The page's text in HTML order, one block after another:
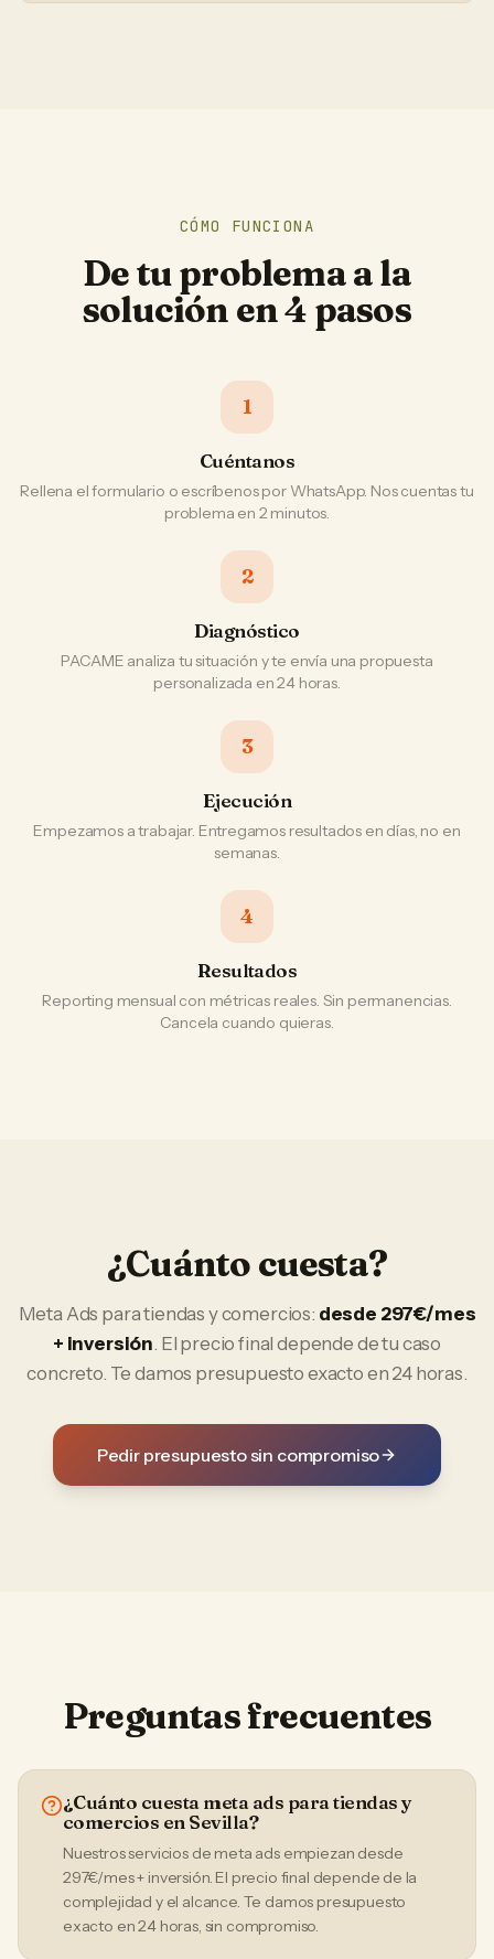
CÓMO FUNCIONA
De tu problema a la
solución en 4 pasos
1
Cuéntanos
Rellena el formulario o escríbenos por WhatsApp. Nos cuentas tu
problema en 2 minutos.
2
Diagnóstico
PACAME analiza tu situación y te envía una propuesta
personalizada en 24 horas.
3
Ejecución
Empezamos a trabajar. Entregamos resultados en días, no en
semanas.
4
Resultados
Reporting mensual con métricas reales. Sin permanencias.
Cancela cuando quieras.
¿Cuánto cuesta?
Meta Ads paratiendas y comercios: desde 297€/mes
+ inversión. El precio final depende de tu caso
concreto. Te damos presupuesto exacto en 24 horas.
Pedir presupuesto sin compromiso
Preguntas frecuentes
¿Cuánto cuesta meta ads para tiendas y
comercios en Sevilla?
Nuestros servicios de meta ads empiezan desde
297€/mes + inversión. El precio final depende de la
complejidad y el alcance. Te damos presupuesto
exacto en 24 horas, sin compromiso.